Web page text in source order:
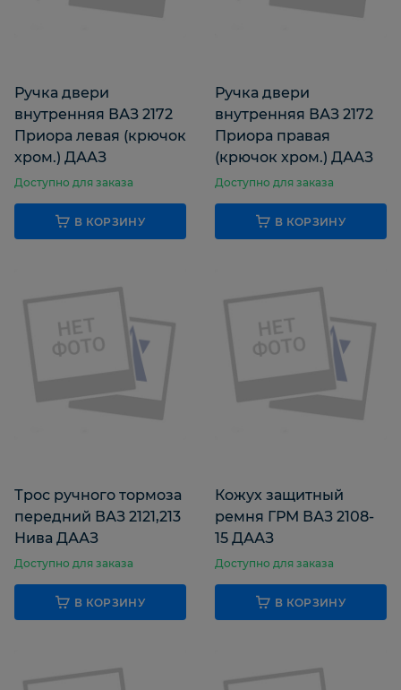
Ручка двери
внутренняя ВАЗ 2172
Приора левая (крючок
хром.) ДААЗ
Доступно для заказа
В КОРЗИНУ
Ручка двери
внутренняя ВАЗ 2172
Приора правая
(крючок хром.) ДААЗ
Доступно для заказа
В КОРЗИНУ
Трос ручного тормоза
передний ВАЗ 2121,213
Нива ДААЗ
Доступно для заказа
В КОРЗИНУ
Кожух защитный
ремня ГРМ ВАЗ 2108-
15 ДААЗ
Доступно для заказа
В КОРЗИНУ